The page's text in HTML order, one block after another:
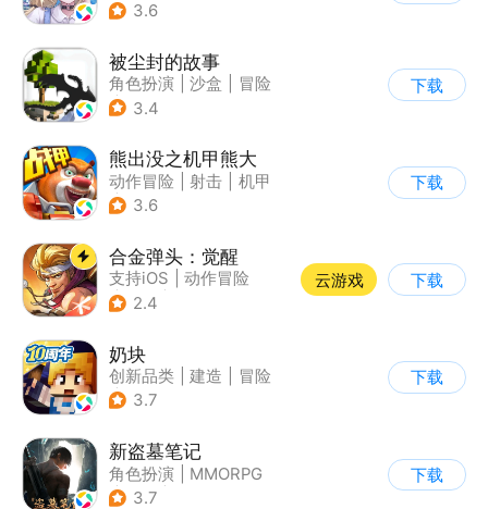
| 奇幻
3.6
被尘封的故事
角色扮演 沙盒
冒险
| 开放世界
3.4
下载
熊出没之机甲熊大
动作冒险 射击
机甲
| 熊出没
3.6
下载
合金弹头：觉醒
支持iOS
动作冒险
| 射击
2.4
云游戏 下载
奶块
创新品类 建造
冒险
| 开放世界
3.7
下载
新盗墓笔记
角色扮演
MMORPG
| 冒险
3.7
下载